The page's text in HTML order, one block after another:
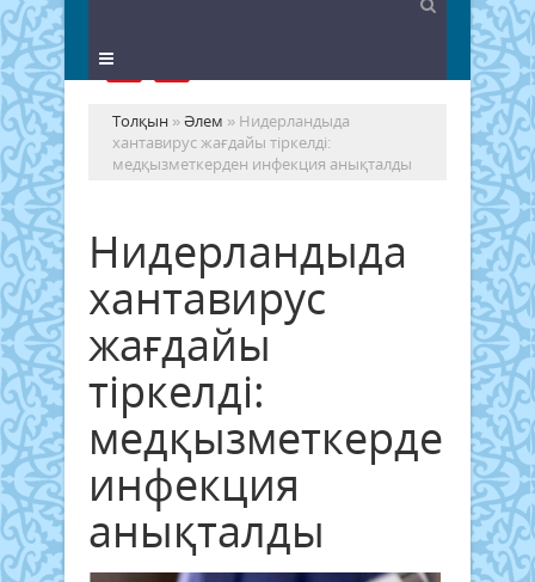
Толқын »Әлем » Нидерландыда
хантавирус жағдайы тіркелді:
медқызметкерден инфекция анықталды
Нидерландыда
хантавирус
жағдайы
тіркелді:
медқызметкерден
инфекция
анықталды